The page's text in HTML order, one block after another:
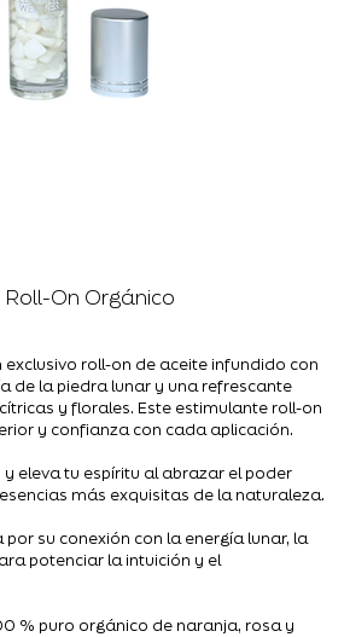
On Orgánico
roll-on de aceite infundido con
de la piedra lunar y una refrescante
y florales. Este estimulante roll-on
y confianza con cada aplicación.
eleva tu espíritu al abrazar el poder
más exquisitas de la naturaleza.
por su conexión con la energía lunar, la
potenciar la intuición y el
% puro orgánico de naranja, rosa y